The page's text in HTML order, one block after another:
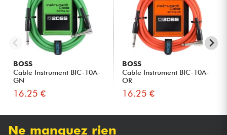
BOSS
Cable Instrument BIC-10A-
GN
16.25 €
BOSS
Cable Instrument BIC-10A-
OR
16.25 €
Ne manquez rien